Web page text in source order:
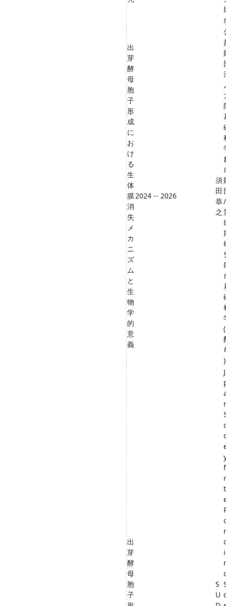
出
芽
酵
母
胞
子
形
成
に
お
け
る
生
体
膜
消
失
メ
カ
ニ
ズ
ム
と
生
物
学
的
意
義
2024 -- 2026
須
田
恭
之
/
(
)
出
芽
酵
母
胞
子
S
U
r